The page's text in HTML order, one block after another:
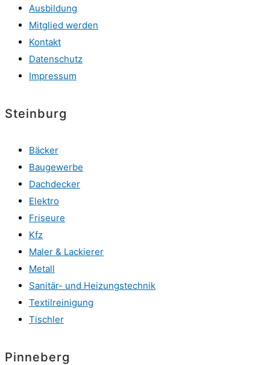
Ausbildung
Mitglied werden
Kontakt
Datenschutz
Impressum
Steinburg
Bäcker
Baugewerbe
Dachdecker
Elektro
Friseure
Kfz
Maler & Lackierer
Metall
Sanitär- und Heizungstechnik
Textilreinigung
Tischler
Pinneberg